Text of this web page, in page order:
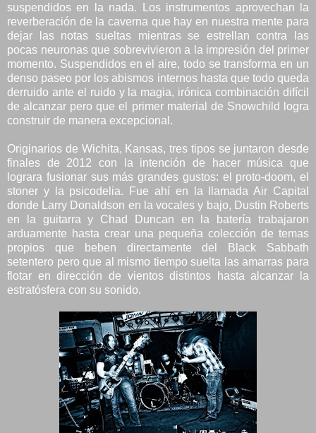
suspendidos en la nada. Los instrumentos aprovechan la
reverberación de la caverna que hay en nuestra mente para
dejar las notas sueltas mientras se estrellan contra las
pocas neuronas que sobrevivieron a la impresión del primer
momento. Suspendidos en el aire, todo se transforma en un
denso paseo por los abismos internos hasta que todo queda
derruido ante el ruido y la magia, irónica combinación difícil
de alcanzar pero que el primer material de Snowchild logra
construir de manera excepcional.
Originarios de Wichita, Kansas, tres tipos se juntaron desde
finales de 2012 con la intención de hacer música que
lograra fusionar sus más grandes gustos: el proto-doom, el
stoner y la psicodelia. Fue ahí en la llamada Air Capital
donde Larry Donaldson en la vocales y bajo, Dustin Roberts
en la guitarra y Chad Duncan en la batería trabajaron
arduamente hasta crear una pequeña colección de temas
propios que beben directamente del Black Sabbath
setentero pero que al mismo tiempo suelta las amarras para
flotar en dirección de vientos distintos hasta alcanzar la
estratósfera con su sonido.